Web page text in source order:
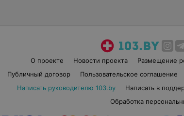
О проекте Новости проекта Размещение
Публичный договор
Пользовательское соглашение
Написать руководителю 103.by
Написать в
Обработка